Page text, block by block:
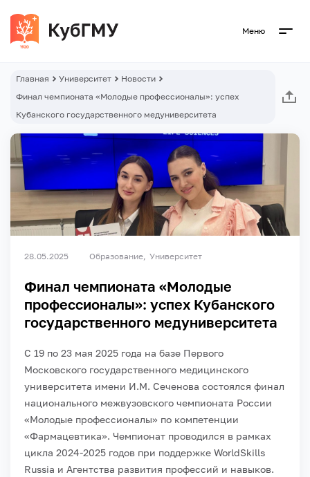
Меню
Главная Университет
Новости
Финал чемпионата «Молодые профессионалы»: успех
Кубанского государственного медуниверситета
28.05.2025 Образование Университет
Финал чемпионата «Молодые
профессионалы»: успех Кубанского
государственного медуниверситета
С 19 по 23 мая 2025 года на базе Первого
Московского государственного медицинского
университета имени И.М. Сеченова состоялся финал
национального межвузовского чемпионата России
«Молодые профессионалы» по компетенции
«Фармацевтика». Чемпионат проводился в рамках
цикла 2024-2025 годов при поддержке WorldSkills
Russia и Агентства развития профессий и навыков.